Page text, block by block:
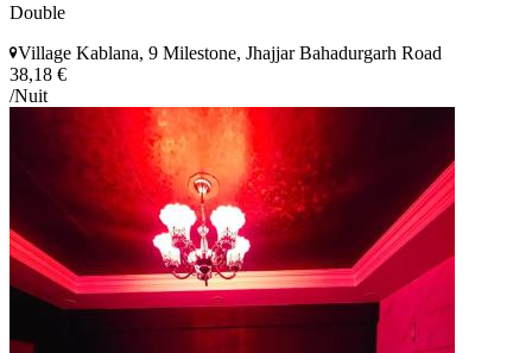
Double
Village Kablana, 9 Milestone, Jhajjar Bahadurgarh Road
38,18 €
/Nuit